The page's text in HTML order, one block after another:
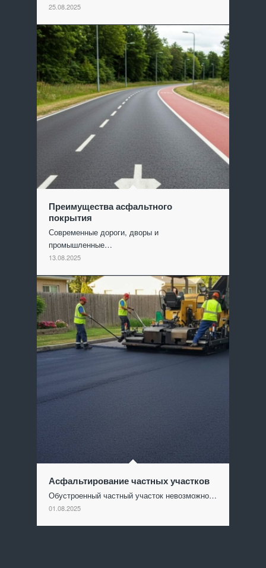
25.08.2025
Преимущества асфальтного
покрытия
Современные дороги, дворы и
промышленные…
13.08.2025
Асфальтирование частных участков
Обустроенный частный участок невозможно…
01.08.2025